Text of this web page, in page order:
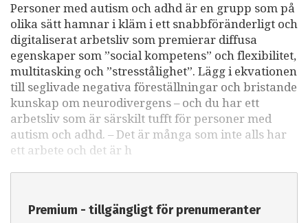
Personer med autism och adhd är en grupp som på
olika sätt hamnar i kläm i ett snabbföränderligt och
digitaliserat arbetsliv som premierar diffusa
egenskaper som ”social kompetens” och flexibilitet,
multitasking och ”stresstålighet”. Lägg i ekvationen
till seglivade negativa föreställningar och bristande
kunskap om neurodivergens – och du har ett
arbetsliv som är särskilt tufft för personer med
autism och adhd. – Det är många som inte alls har
ett arbete och det är h
Premium - tillgängligt för prenumeranter